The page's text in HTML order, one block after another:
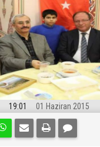
19:01 01 Haziran 2015